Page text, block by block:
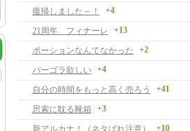
復帰しました～！
+4
21周年 フィナーレ +13
ポーションなんてなかった +2
パーゴラ欲しい +4
自分の時間をもっと高く売ろう +41
思索に耽る靴箱 +3
新アルカナ！（ネタばれ注意） +10